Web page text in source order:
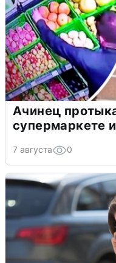
Ачинец
супермаркете
7 августа 0